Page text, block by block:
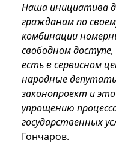
Наша инициатива
гражданам по
комбинации
свободном
есть в сервисном
народные
законопроект и
упрощению
государственных
Гончаров.